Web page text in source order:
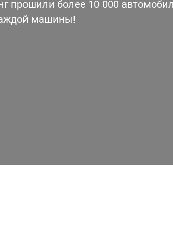
прошили более 10 000
машины!